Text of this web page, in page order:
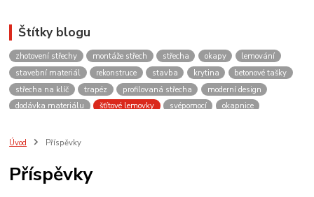
Štítky blogu
zhotovení střechy montáže střech střecha okapy
lemování
stavební materiál
rekonstruce stavba krytina
betonové tašky
střecha na klíč
trapéz profilovaná střecha
moderní design
dodávka materiálu
šťítové lemovky svépomocí
okapnice
levně
lehká střecha
plechova krytina
blachotrapez
Úvod Příspěvky
Příspěvky